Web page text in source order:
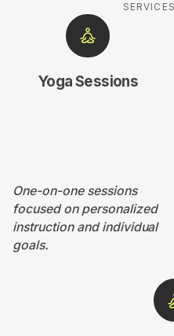
Yoga Sessions
One-on-one sessions
focused on personalized
instruction and individual
goals.